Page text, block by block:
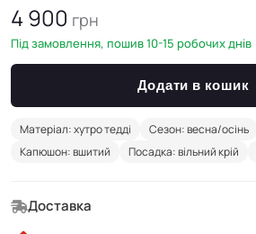
4 900 грн
Під замовлення, пошив 10-15 робочих днів
Додати в кошик
Матеріал: хутро тедді Сезон: весна/осінь
Капюшон: вшитий
Посадка: вільний крій
Доставка